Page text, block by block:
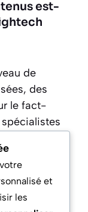
est-
de
des
le fact-
et
les